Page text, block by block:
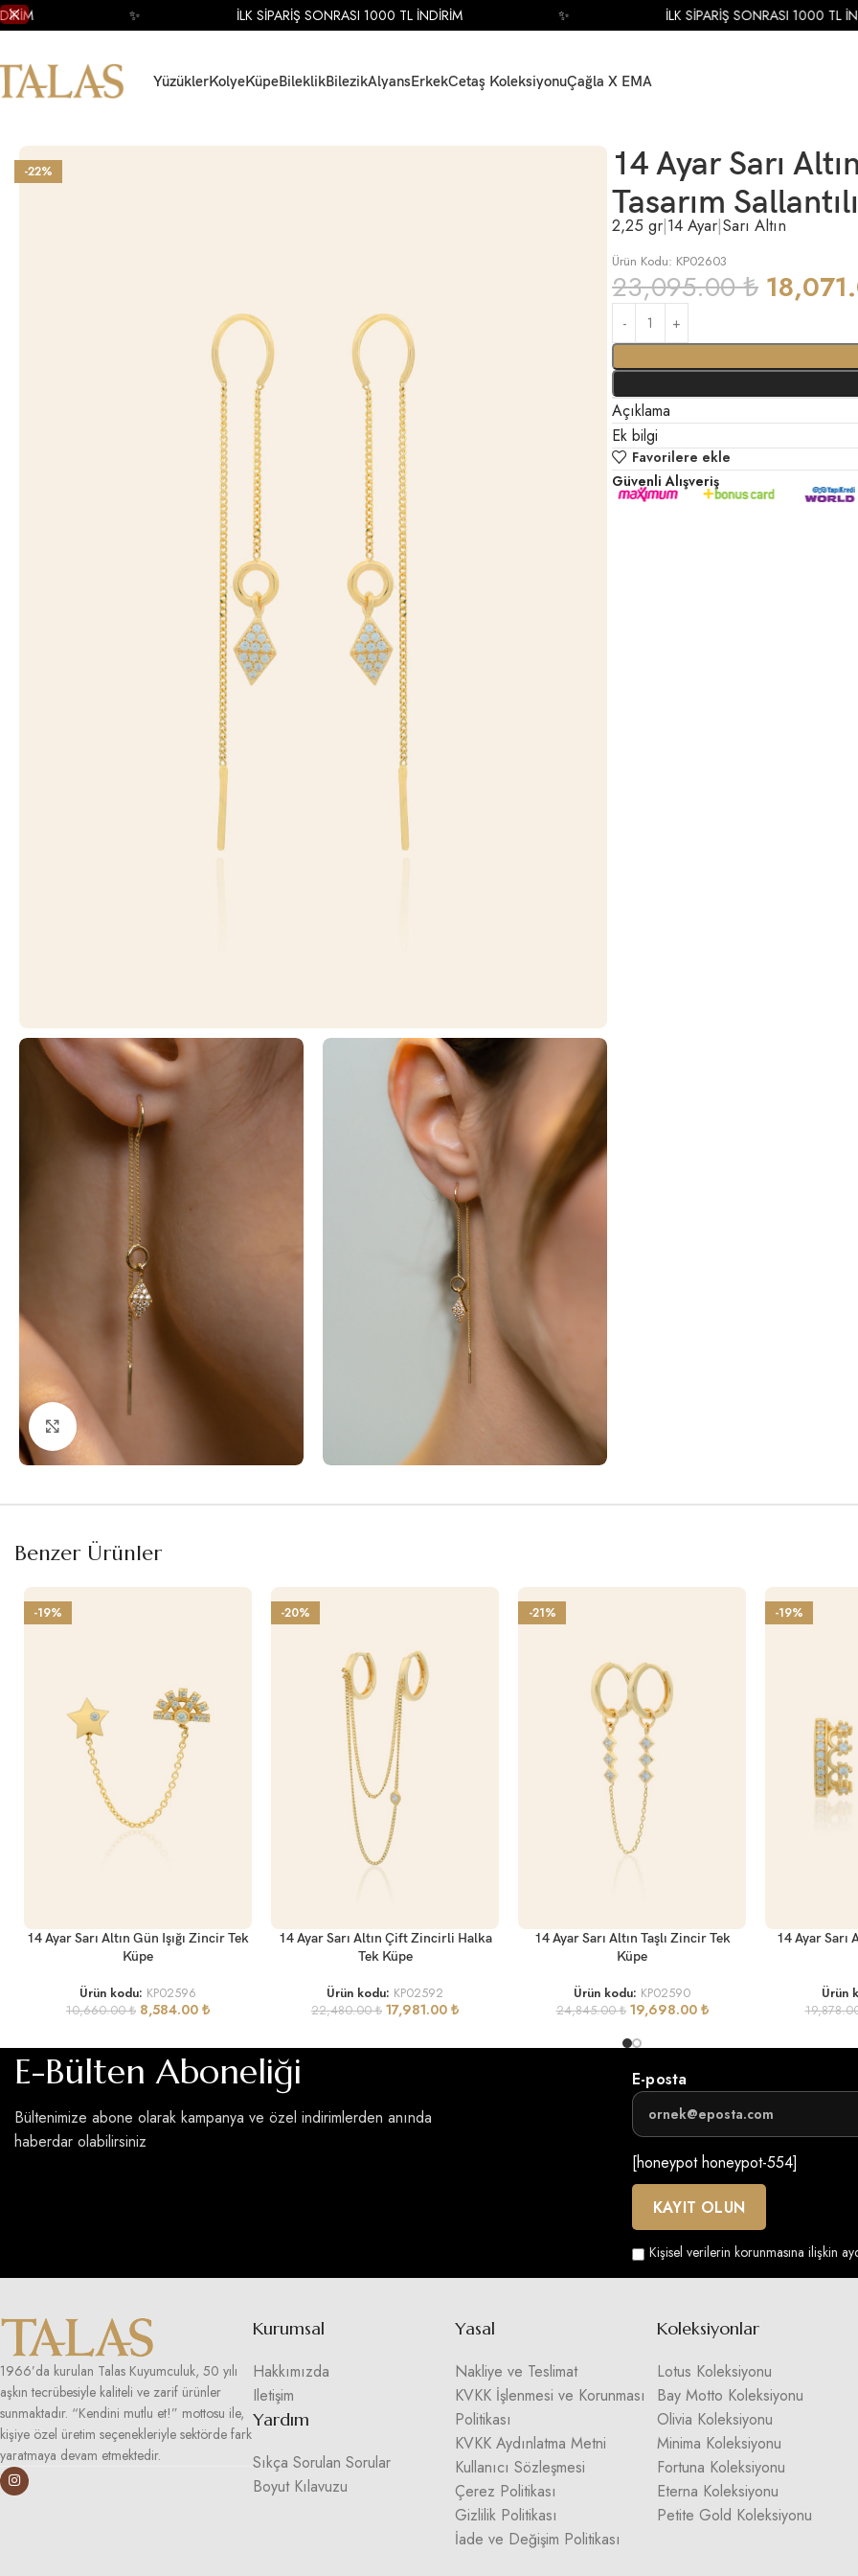
YüzüklerKolyeKüpeBileklikBilezikAlyansErkekCetaş KoleksiyonuÇağla X EMA
-22%
Büyütmek için tıklayın
14 Ayar Sarı
Tasarım
2,25 gr|14 Ayar|Sarı Altın
Ürün Kodu: KP02603
23,095.00₺
Açıklama
Ek bilgi
Favorilere ekle
Güvenli Alışveriş
Benzer Ürünler
-19%
SEPETE EKLE
14 Ayar Sarı Altın Gün Işığı Zincir Tek
Küpe
Ürün kodu: KP02596
10,660.00₺ 8,584.00 ₺
-20%
SEPETE EKLE
14 Ayar Sarı Altın Çift Zincirli Halka
Tek Küpe
Ürün kodu: KP02592
22,480.00₺ 17,981.00 ₺
-21%
SEPETE EKLE
14 Ayar Sarı Altın Taşlı Zincir Tek
Küpe
Ürün kodu: KP02590
24,845.00₺ 19,698.00 ₺
-19%
SEPETE EKLE
14 Ayar Sarı
Ürün
E-Bülten Aboneliği
Bültenimize abone olarak kampanya ve özel indirimlerden anında
haberdar olabilirsiniz
E-posta
[honeypot honeypot-554]
Kişisel verilerin korunmasına ilişkin
1966’da kurulan Talas Kuyumculuk, 50 yılı
aşkın tecrübesiyle kaliteli ve zarif ürünler
sunmaktadır. “Kendini mutlu et!” mottosu ile,
kişiye özel üretim seçenekleriyle sektörde fark
yaratmaya devam etmektedir.
Kurumsal
Hakkımızda
Iletişim
Yardım
Sıkça Sorulan Sorular
Boyut Kılavuzu
Yasal
Nakliye ve Teslimat
KVKK İşlenmesi ve Korunması
Politikası
KVKK Aydınlatma Metni
Kullanıcı Sözleşmesi
Çerez Politikası
Gizlilik Politikası
İade ve Değişim Politikası
Koleksiyonlar
Lotus Koleksiyonu
Bay Motto Koleksiyonu
Olivia Koleksiyonu
Minima Koleksiyonu
Fortuna Koleksiyonu
Eterna Koleksiyonu
Petite Gold Koleksiyonu
İLK SİPARİŞ SONRASI 1000 TL İNDİRİM İLK SİPARİŞ SONRASI 1000 TL